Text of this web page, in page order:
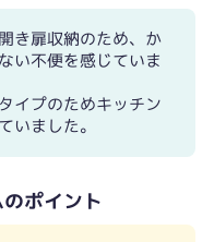
き扉収納のため、か
い不便を感じていま
イプのためキッチン
いました。
ポイント